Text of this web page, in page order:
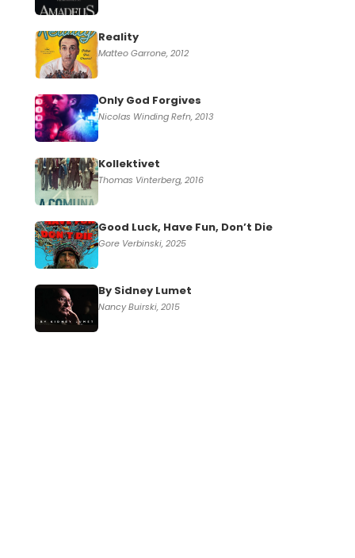
Reality
Matteo Garrone, 2012
Only God Forgives
Nicolas Winding Refn, 2013
Kollektivet
Thomas Vinterberg, 2016
Good Luck, Have Fun, Don’t Die
Gore Verbinski, 2025
By Sidney Lumet
Nancy Buirski, 2015